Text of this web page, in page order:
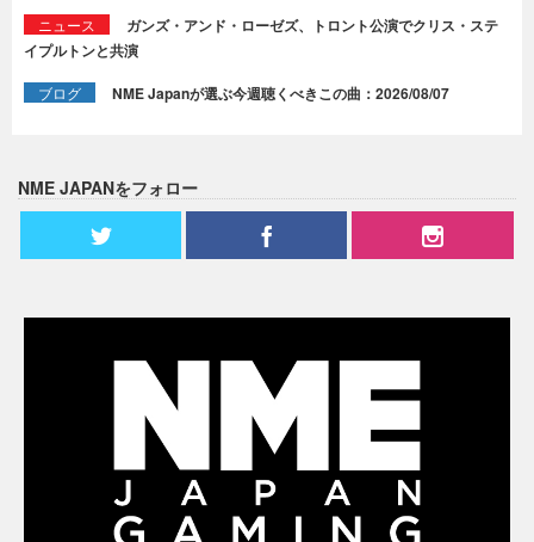
ニュース
ガンズ・アンド・ローゼズ、トロント公演でクリス・ステ
イプルトンと共演
ブログ NME Japanが選ぶ今週聴くべきこの曲：2026/08/07
NME JAPANをフォロー